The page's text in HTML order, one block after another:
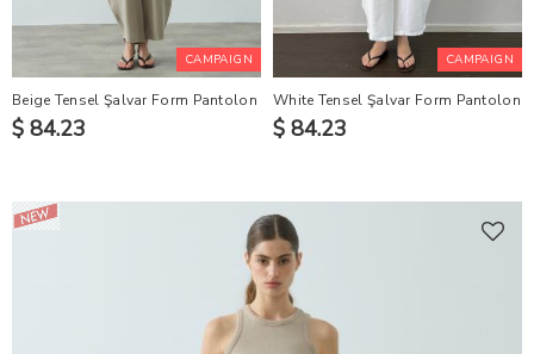
CAMPAIGN
Beige Tensel Şalvar Form Pantolon
$ 84.23
CAMPAIGN
White Tensel Şalvar Form Pantolon
$ 84.23